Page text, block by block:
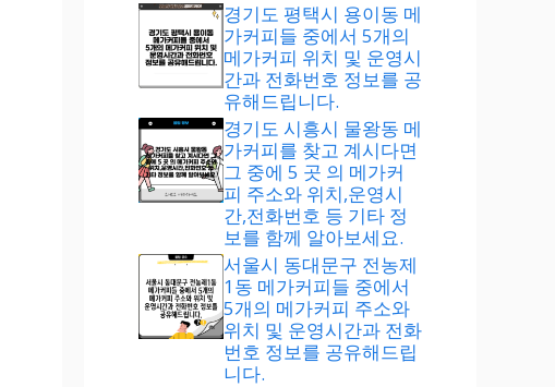
경기도 평택시 용이동 메
가커피들 중에서 5개의
메가커피 위치 및 운영시
간과 전화번호 정보를 공
유해드립니다.
경기도 시흥시 물왕동 메
가커피를 찾고 계시다면
그 중에 5 곳 의 메가커
피 주소와 위치,운영시
간,전화번호 등 기타 정
보를 함께 알아보세요.
서울시 동대문구 전농제
1동 메가커피들 중에서
5개의 메가커피 주소와
위치 및 운영시간과 전화
번호 정보를 공유해드립
니다.